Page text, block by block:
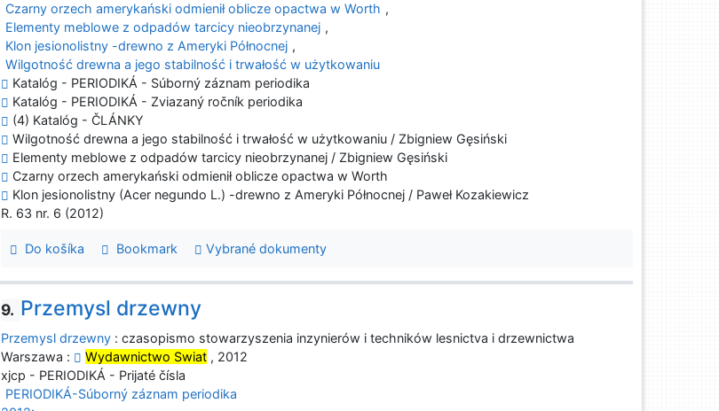
Czarny orzech amerykański odmienił oblicze opactwa w Worth ,
Elementy meblowe z odpadów tarcicy nieobrzynanej ,
Klon jesionolistny -drewno z Ameryki Północnej ,
Wilgotność drewna a jego stabilność i trwałość w użytkowaniu
Katalóg - PERIODIKÁ - Súborný záznam periodika
Katalóg - PERIODIKÁ - Zviazaný ročník periodika
(4) Katalóg - ČLÁNKY
Wilgotność drewna a jego stabilność i trwałość w użytkowaniu / Zbigniew Gęsiński
Elementy meblowe z odpadów tarcicy nieobrzynanej / Zbigniew Gęsiński
Czarny orzech amerykański odmienił oblicze opactwa w Worth
Klon jesionolistny (Acer negundo L.) -drewno z Ameryki Północnej / Paweł Kozakiewicz
R. 63 nr. 6 (2012)
Do košíka Bookmark Vybrané dokumenty
9. Przemysl drzewny
Przemysl drzewny : czasopismo stowarzyszenia inzynierów i techników lesnictva i drzewnictwa
Warszawa :
Wydawnictwo Swiat , 2012
xjcp - PERIODIKÁ - Prijaté čísla
PERIODIKÁ-Súborný záznam periodika